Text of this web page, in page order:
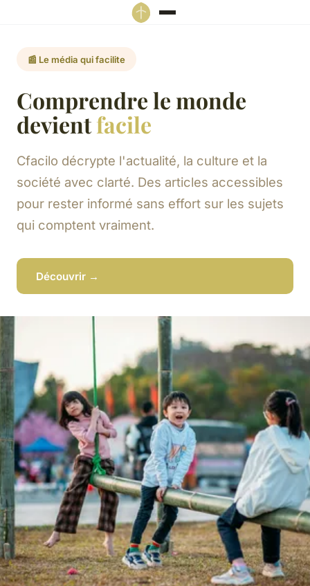
📰 Le média qui facilite
Comprendre le monde
devientfacile
Cfacilo décrypte l'actualité, la culture et la
société avec clarté. Des articles accessibles
pour rester informé sans effort sur les sujets
qui comptent vraiment.
Découvrir →